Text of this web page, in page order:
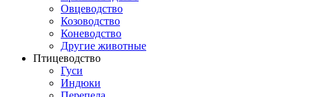
Овцеводство
Козоводство
Коневодство
Другие животные
Птицеводство
Гуси
Индюки